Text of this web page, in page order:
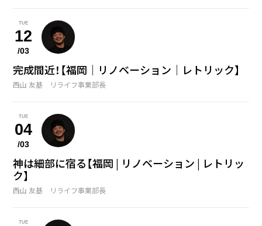
TUE
12
/03
完成間近！【福岡｜リノベーション｜レトリック】
西山 友基 リライフ事業部長
TUE
04
/03
神は細部に宿る【福岡 | リノベーション | レトリッ
ク】
西山 友基 リライフ事業部長
TUE